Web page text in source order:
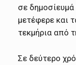
σε
μετέφερε και
τεκμήρια από
Σε δεύτερο